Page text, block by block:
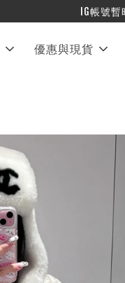
優惠與現貨